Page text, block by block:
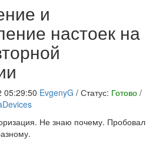
и
настоек на
05:29:50 EvgenyG / Статус: Готово /
Не знаю почему. Пробовал